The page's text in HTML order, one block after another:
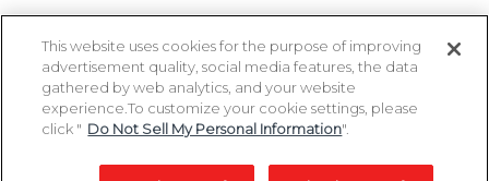
ページトップに戻る
Copyright 2005-2026 MegaHouse Corporation. All rights reserved.
This website uses cookies for the purpose of improving
advertisement quality, social media features, the data
gathered by web analytics, and your website
experience.To customize your cookie settings, please
click " Do Not Sell My Personal Information".